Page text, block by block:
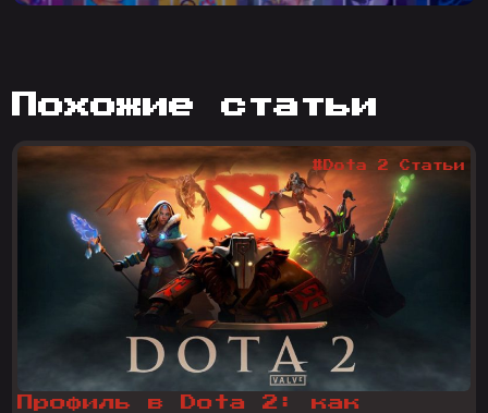
похожие статьи
Профиль в Dota 2: как
#Dota 2 Статьи